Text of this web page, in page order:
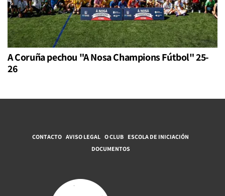
A Coruña pechou "A Nosa Champions Fútbol" 25-
26
CONTACTO AVISO LEGAL O CLUB ESCOLA DE INICIACIÓN
DOCUMENTOS